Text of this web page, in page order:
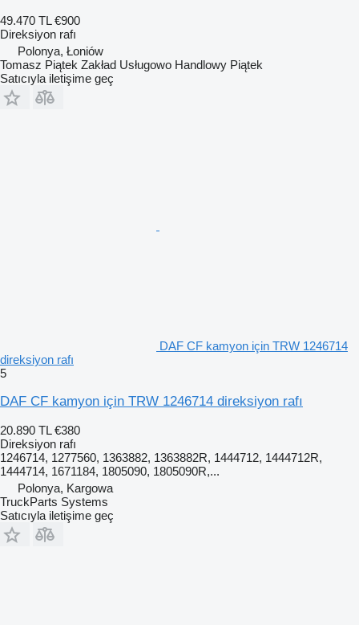
49.470 TL €900
Direksiyon rafı
Polonya, Łoniów
Tomasz Piątek Zakład Usługowo Handlowy Piątek
Satıcıyla iletişime geç
DAF CF kamyon için TRW 1246714
direksiyon rafı
5
DAF CF kamyon için TRW 1246714 direksiyon rafı
20.890 TL €380
Direksiyon rafı
1246714, 1277560, 1363882, 1363882R, 1444712, 1444712R,
1444714, 1671184, 1805090, 1805090R,...
Polonya, Kargowa
TruckParts Systems
Satıcıyla iletişime geç